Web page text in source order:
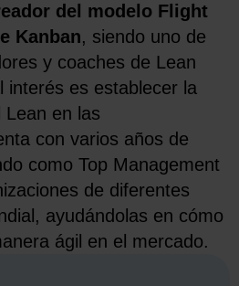
del modelo Flight
Kanban, siendo uno de
y coaches de Lean
interés es establecer la
Lean en las
con varios años de
como Top Management
de diferentes
ayudándolas en cómo
ágil en el mercado.